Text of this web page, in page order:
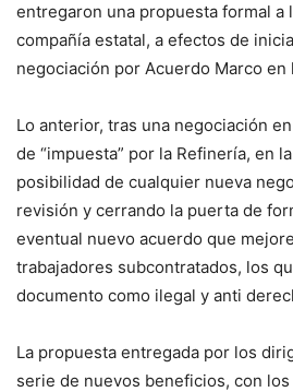
entregaron una propuesta formal a
compañía estatal, a efectos de
negociación por Acuerdo Marco en
Lo anterior, tras una negociación
de “impuesta” por la Refinería, en
posibilidad de cualquier nueva
revisión y cerrando la puerta de
eventual nuevo acuerdo que
trabajadores subcontratados, los
documento como ilegal y anti
La propuesta entregada por los
serie de nuevos beneficios, con